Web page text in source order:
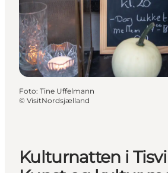
Foto: Tine Uffelmann
© VisitNordsjælland
Kulturnatten i